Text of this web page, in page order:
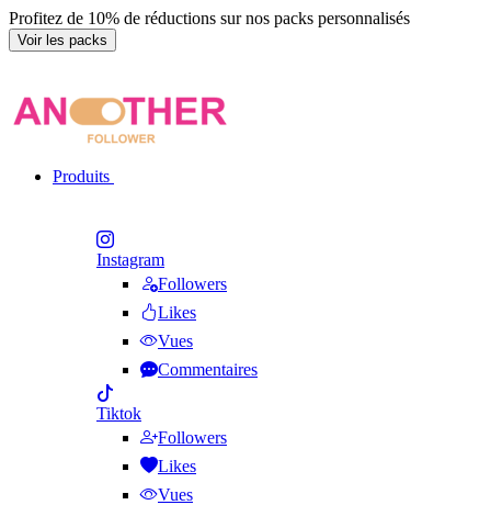
Profitez de 10% de réductions sur nos packs personnalisés
Voir les packs
Produits
Instagram
Followers
Likes
Vues
Commentaires
Tiktok
Followers
Likes
Vues